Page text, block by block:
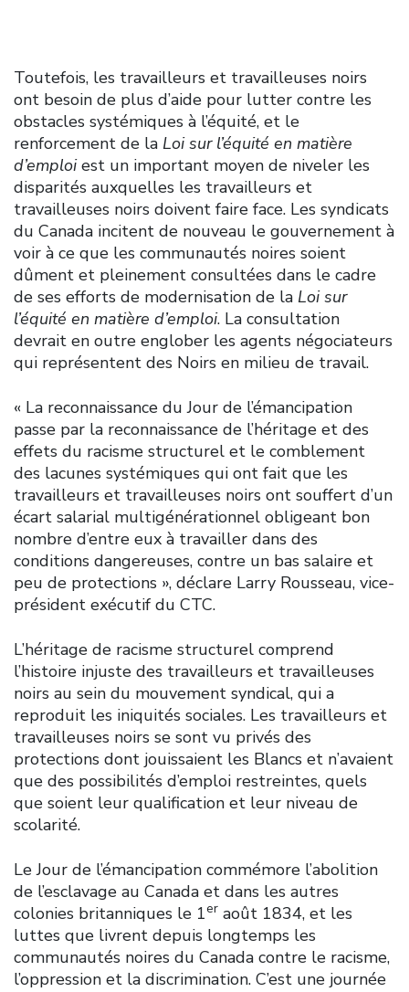
Toutefois, les travailleurs et travailleuses noirs
ont besoin de plus d’aide pour lutter contre les
obstacles systémiques à l’équité, et le
renforcement de la Loi sur l’équité en matière
d’emploiest un important moyen de niveler les
disparités auxquelles les travailleurs et
travailleuses noirs doivent faire face. Les syndicats
du Canada incitent de nouveau le gouvernement à
voir à ce que les communautés noires soient
dûment et pleinement consultées dans le cadre
de ses efforts de modernisation de la Loi sur
l’équité en matière d’emploi. La consultation
devrait en outre englober les agents négociateurs
qui représentent des Noirs en milieu de travail.
« La reconnaissance du Jour de l’émancipation
passe par la reconnaissance de l’héritage et des
effets du racisme structurel et le comblement
des lacunes systémiques qui ont fait que les
travailleurs et travailleuses noirs ont souffert d’un
écart salarial multigénérationnel obligeant bon
nombre d’entre eux à travailler dans des
conditions dangereuses, contre un bas salaire et
peu de protections », déclare Larry Rousseau, vice-
président exécutif du CTC.
L’héritage de racisme structurel comprend
l’histoire injuste des travailleurs et travailleuses
noirs au sein du mouvement syndical, qui a
reproduit les iniquités sociales. Les travailleurs et
travailleuses noirs se sont vu privés des
protections dont jouissaient les Blancs et n’avaient
que des possibilités d’emploi restreintes, quels
que soient leur qualification et leur niveau de
scolarité.
Le Jour de l’émancipation commémore l’abolition
de l’esclavage au Canada et dans les autres
colonies britanniques le 1er août 1834, et les
luttes que livrent depuis longtemps les
communautés noires du Canada contre le racisme,
l’oppression et la discrimination. C’est une journée